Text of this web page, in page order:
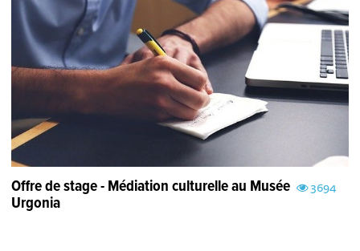
3694
Offre de stage - Médiation culturelle au Musée
Urgonia